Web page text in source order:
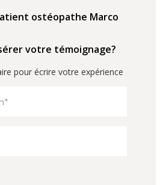
ostéopathe Marco
votre témoignage?
pour écrire votre expérience